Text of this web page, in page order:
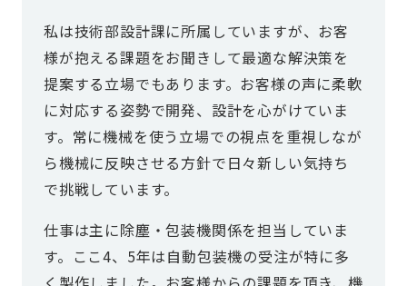
私は技術部設計課に所属していますが、お客
様が抱える課題をお聞きして最適な解決策を
提案する立場でもあります。お客様の声に柔軟
に対応する姿勢で開発、設計を心がけていま
す。常に機械を使う立場での視点を重視しなが
ら機械に反映させる方針で日々新しい気持ち
で挑戦しています。
仕事は主に除塵・包装機関係を担当していま
す。ここ4、5年は自動包装機の受注が特に多